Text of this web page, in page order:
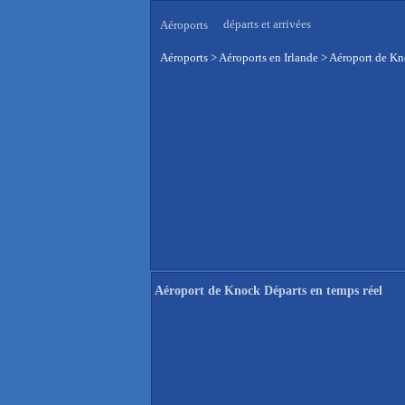
Aéroports départs et arrivées
Aéroports >Aéroports en Irlande >Aéroport de
Aéroport de Knock Départs en temps réel